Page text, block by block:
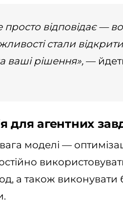
просто відповідає —
стали
ваші рішення», —
для агентних
моделі —
а також виконувати